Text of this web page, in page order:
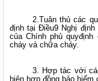
2.Tuân thủ các
định tại Điều9 Nghị định
của Chính phủ
cháy và chữa cháy.
3. Hợp tác với
hiện hợp đồng bảo hiểm